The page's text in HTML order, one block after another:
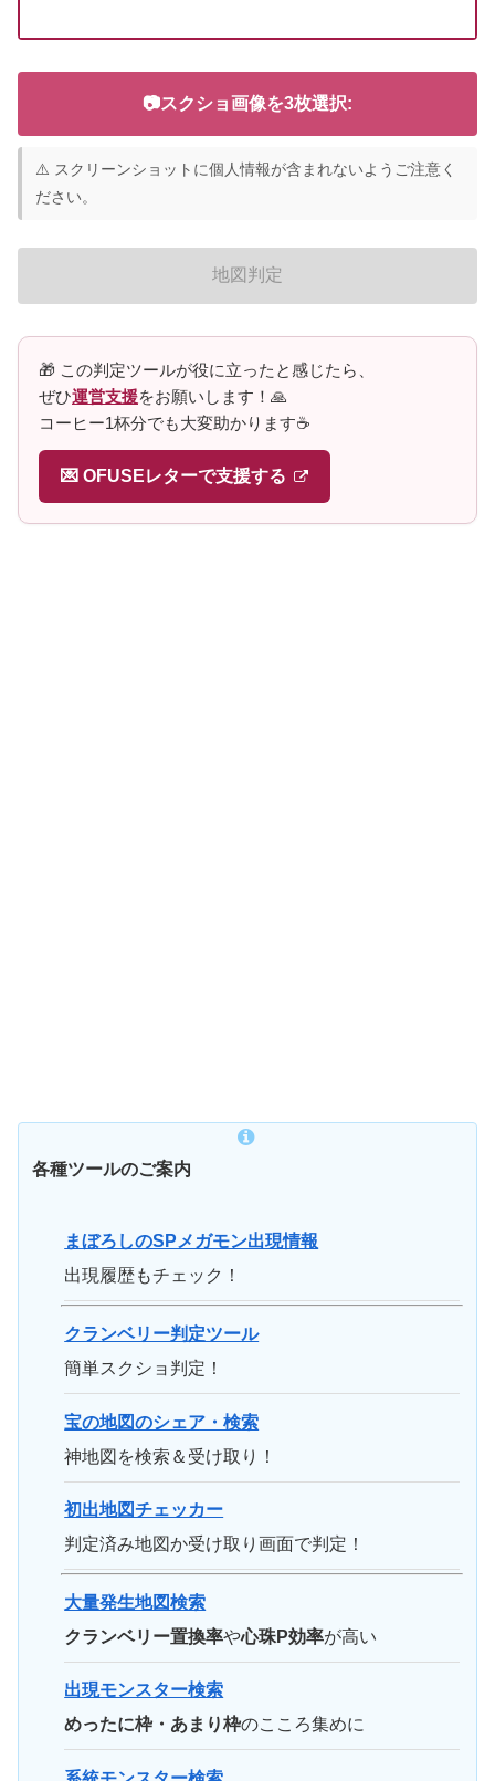
📷スクショ画像を3枚選択:
⚠️ スクリーンショットに個人情報が含まれないようご注意く
ださい。
地図判定
🎁 この判定ツールが役に立ったと感じたら、
ぜひ運営支援をお願いします！🙏
コーヒー1杯分でも大変助かります☕️
💌 OFUSEレターで支援する
各種ツールのご案内
まぼろしのSPメガモン出現情報
出現履歴もチェック！
クランベリー判定ツール
簡単スクショ判定！
宝の地図のシェア・検索
神地図を検索＆受け取り！
初出地図チェッカー
判定済み地図か受け取り画面で判定！
大量発生地図検索
クランベリー置換率や心珠P効率が高い
出現モンスター検索
めったに枠・あまり枠のこころ集めに